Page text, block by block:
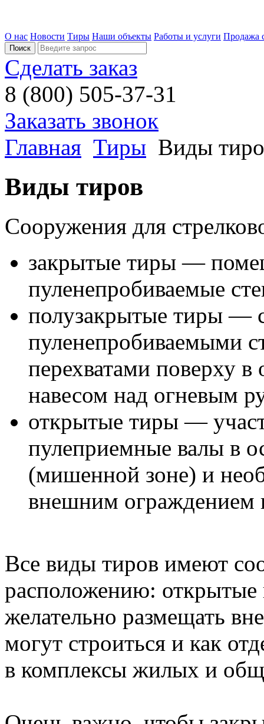
О нас Новости Тиры Наши объекты Работы и услуги Продажа
Сделать заказ
8 (800) 505-37-31
Заказать звонок
Главная Тиры Виды
Виды тиров
Сооружения для
закрытые тиры —
пуленепробиваемые
полузакрытые тиры —
пуленепробиваемыми
перехватами поверху в
навесом над огневым
открытые тиры —
пулеприемные валы в
(мишенной зоне) и
внешним ограждением
Все виды тиров имеют
расположению:
желательно размещать
могут строиться и как
в комплексы жилых и